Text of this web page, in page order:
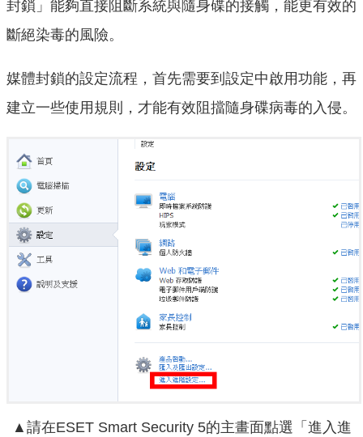
封鎖」能夠直接阻斷系統與隨身碟的接觸，能更有效的
斷絕染毒的風險。
媒體封鎖的設定流程，首先需要到設定中啟用功能，再
建立一些使用規則，才能有效阻擋隨身碟病毒的入侵。
▲請在ESET Smart Security 5的主畫面點選「進入進